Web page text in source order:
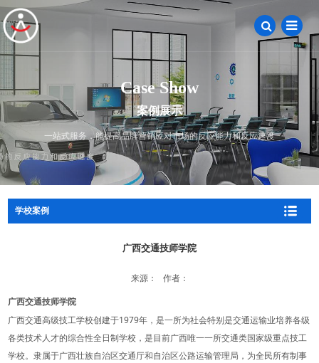
Case Show
案例展示
一站式服务，能提高品牌营销应对市场的反应能力和反应速度
学校案例
广西交通技师学院
来源： 作者：
广西交通技师学院
广西交通高级技工学校创建于1979年，是一所为社会特别是交通运输业培养各级
各类技术人才的综合性全日制学校，是目前广西唯一一所交通类国家级重点技工
学校。隶属于广西壮族自治区交通厅和自治区公路运输管理局，为全民所有制事